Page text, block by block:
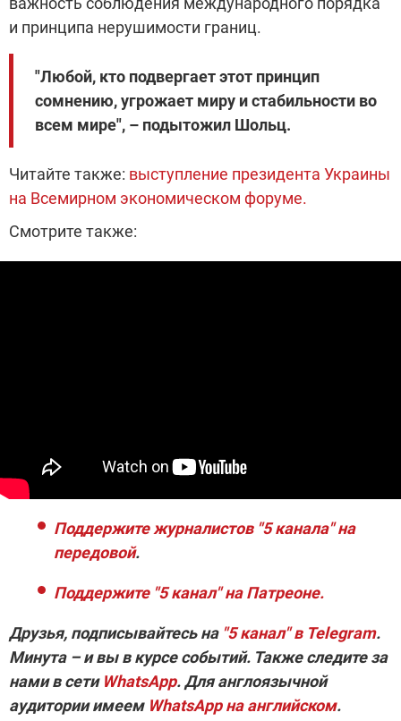
и принципа нерушимости границ.
"Любой, кто подвергает этот принцип
сомнению, угрожает миру и стабильности во
всем мире", – подытожил Шольц.
Читайте также: выступление президента Украины
на Всемирном экономическом форуме.
Смотрите также:
Поддержите журналистов "5 канала" на
передовой.
Поддержите "5 канал" на Патреоне.
Друзья, подписывайтесь на "5 канал" в Telegram.
Минута – и вы в курсе событий. Также следите за
нами в сети WhatsApp. Для англоязычной
аудитории имеем WhatsApp на английском.